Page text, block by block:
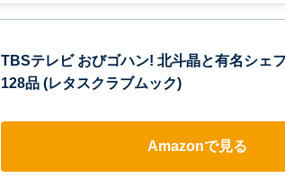
TBSテレビ おびゴハン! 北斗晶と有名シェ
128品 (レタスクラブムック)
Amazonで見る